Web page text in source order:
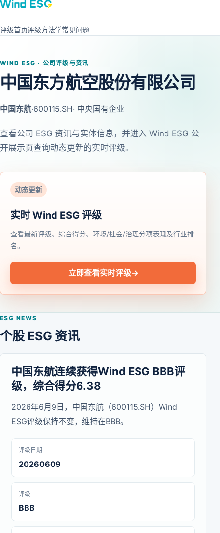
评级首页评级方法学常见问题
WIND ESG · 公司评级与资讯
中国东方航空股份有限公司
中国东航·600115.SH· 中央国有企业
查看公司 ESG 资讯与实体信息，并进入 Wind ESG 公
开展示页查询动态更新的实时评级。
动态更新
实时 Wind ESG 评级
查看最新评级、综合得分、环境/社会/治理分项表现及行业排
名。
立即查看实时评级→
ESG NEWS
个股 ESG 资讯
中国东航连续获得Wind ESG BBB评
级，综合得分6.38
2026年6月9日，中国东航（600115.SH）Wind
ESG评级保持不变，维持在BBB。
评级日期
20260609
评级
BBB